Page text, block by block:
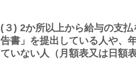
(３) 2か所以上から給与の支
告書」を提出している人や、
ていない人（月額表又は日額